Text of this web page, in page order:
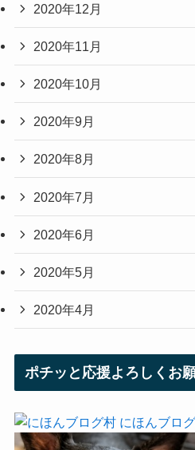
2020年12月
2020年11月
2020年10月
2020年9月
2020年8月
2020年7月
2020年6月
2020年5月
2020年4月
ポチッと応援よろしくお